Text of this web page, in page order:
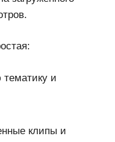
и
клипы и